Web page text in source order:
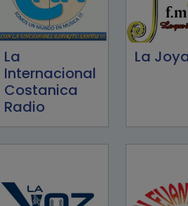
La
Internacional
Costanica
Radio
La